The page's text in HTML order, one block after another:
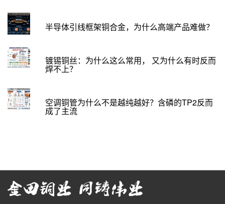
半导体引线框架铜合金，为什么高端产品难做？
镀锡铜丝：为什么这么常用， 又为什么有时反而
焊不上？
空调铜管为什么不是越纯越好？含磷的TP2反而
成了主流